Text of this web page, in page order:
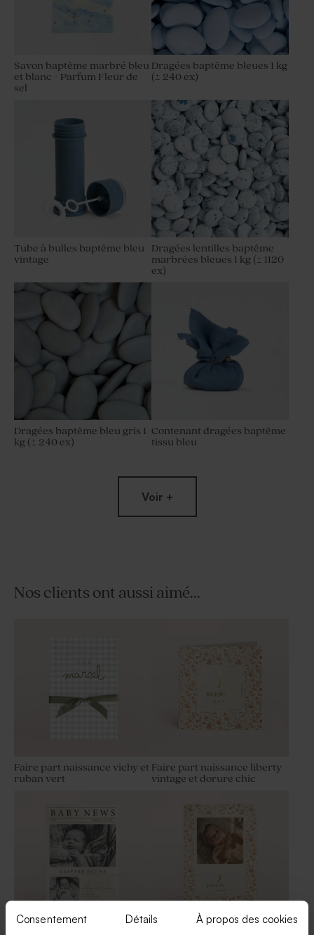
Consentement Détails À propos des cookies
Savon baptême marbré bleu
et blanc - Parfum Fleur de
sel
Dragées baptême bleues 1 kg
(± 240 ex)
Tube à bulles baptême bleu
vintage
Dragées lentilles baptême
marbrées bleues 1 kg (± 1120
ex)
Dragées baptême bleu gris 1
kg (± 240 ex)
Contenant dragées baptême
tissu bleu
Voir +
Nos clients ont aussi aimé...
Faire part naissance vichy et
ruban vert
Faire part naissance liberty
vintage et dorure chic